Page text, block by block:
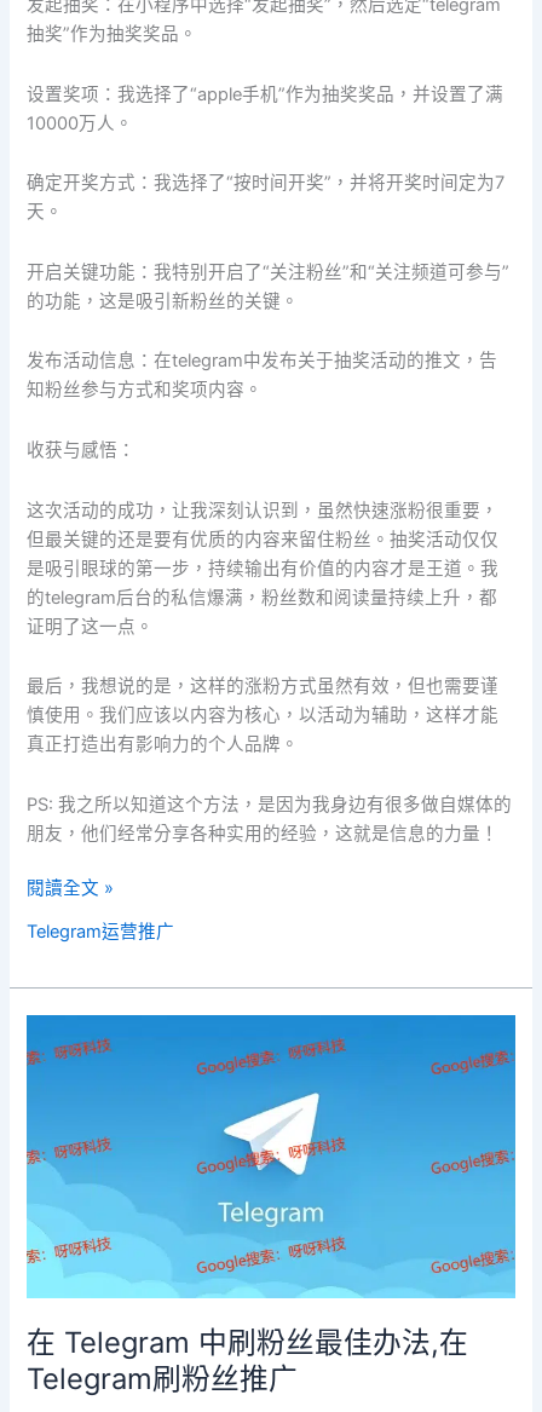
发起抽奖：在小程序中选择“发起抽奖”，然后选定“telegram
抽奖”作为抽奖奖品。
设置奖项：我选择了“apple手机”作为抽奖奖品，并设置了满
10000万人。
确定开奖方式：我选择了“按时间开奖”，并将开奖时间定为7
天。
开启关键功能：我特别开启了“关注粉丝”和“关注频道可参与”
的功能，这是吸引新粉丝的关键。
发布活动信息：在telegram中发布关于抽奖活动的推文，告
知粉丝参与方式和奖项内容。
收获与感悟：
这次活动的成功，让我深刻认识到，虽然快速涨粉很重要，
但最关键的还是要有优质的内容来留住粉丝。抽奖活动仅仅
是吸引眼球的第一步，持续输出有价值的内容才是王道。我
的telegram后台的私信爆满，粉丝数和阅读量持续上升，都
证明了这一点。
最后，我想说的是，这样的涨粉方式虽然有效，但也需要谨
慎使用。我们应该以内容为核心，以活动为辅助，这样才能
真正打造出有影响力的个人品牌。
PS: 我之所以知道这个方法，是因为我身边有很多做自媒体的
朋友，他们经常分享各种实用的经验，这就是信息的力量！
閱讀全文 »
Telegram运营推广
在 Telegram 中刷粉丝最佳办法,在
Telegram刷粉丝推广
Telegram
佳
办
Telegram
刷